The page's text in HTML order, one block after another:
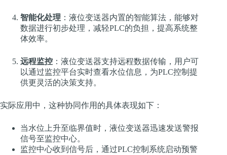
智能化处理 ：液位变送器内置的智能算法，能够对
数据进行初步处理，减轻PLC的负担，提高系统整
体效率。
远程监控 ：液位变送器支持远程数据传输，用户可
以通过监控平台实时查看水位信息，为PLC控制提
供更灵活的决策支持。
实际应用中，这种协同作用的具体表现如下：
当水位上升至临界值时，液位变送器迅速发送警报
信号至监控中心。
监控中心收到信号后，通过PLC控制系统启动预警